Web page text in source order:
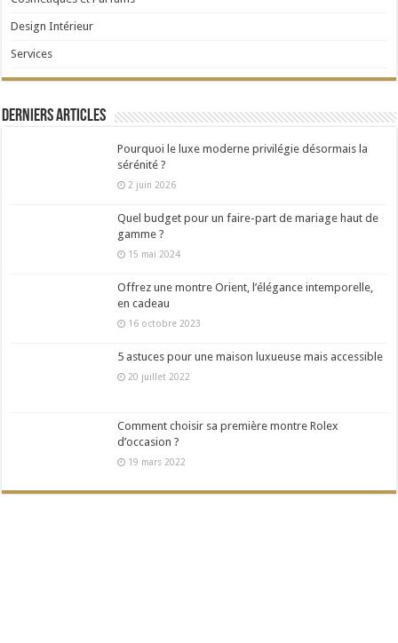
Design Intérieur
Services
Derniers articles
Pourquoi le luxe moderne privilégie désormais la
sérénité ?
2 juin 2026
Quel budget pour un faire-part de mariage haut de
gamme ?
15 mai 2024
Offrez une montre Orient, l’élégance intemporelle,
en cadeau
16 octobre 2023
5 astuces pour une maison luxueuse mais accessible
20 juillet 2022
Comment choisir sa première montre Rolex
d’occasion ?
19 mars 2022